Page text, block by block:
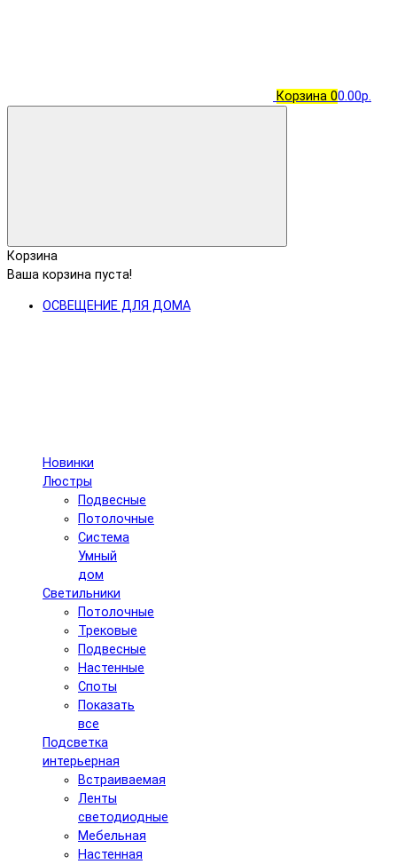
Корзина 00.00р.
Корзина
Ваша корзина пуста!
ОСВЕЩЕНИЕ ДЛЯ ДОМА
Новинки
Люстры
Подвесные
Потолочные
Система
Умный
дом
Светильники
Потолочные
Трековые
Подвесные
Настенные
Споты
Показать
все
Подсветка
интерьерная
Встраиваемая
Ленты
светодиодные
Мебельная
Настенная